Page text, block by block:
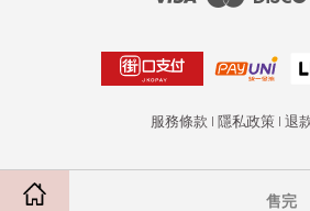
售完
服務條款 | 隱私政策 | 退